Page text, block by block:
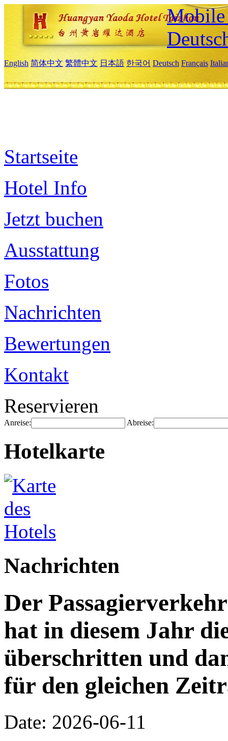
Mobile
English 简体中文 繁體中文 日本語 한국어 Deutsch Français
Startseite
Hotel Info
Jetzt buchen
Ausstattung
Fotos
Nachrichten
Bewertungen
Kontakt
Reservieren
Anreise: Abreise:
Hotelkarte
Nachrichten
Der
hat in diesem Jahr
überschritten und
für den gleichen
Date: 2026-06-11